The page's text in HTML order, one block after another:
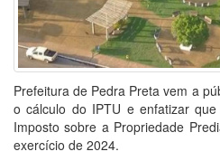
Prefeitura de Pedra Preta vem a
o cálculo do IPTU e enfatizar que
Imposto sobre a Propriedade
exercício de 2024.